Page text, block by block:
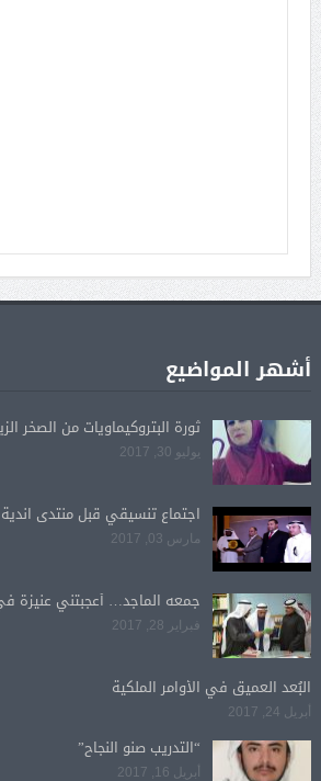
أشهر المواضيع
ثورة البتروكيماويات من الصخر
يوليو 30, 2017
اجتماع تنسيقي قبل منتدى
مارس 03, 2017
جمعه الماجد… أعجبتني
فبراير 28, 2017
البُعد العميق في الأوامر الملكية
أبريل 24, 2017
“التدريب صنو النجاح”
أبريل 16, 2017